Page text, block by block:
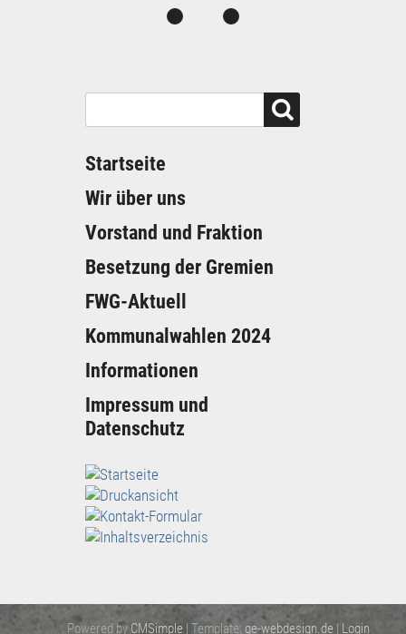
Startseite
Wir über uns
Vorstand und Fraktion
Besetzung der Gremien
FWG-Aktuell
Kommunalwahlen 2024
Informationen
Impressum und
Datenschutz
Powered by CMSimple | Template: ge-webdesign.de | Login